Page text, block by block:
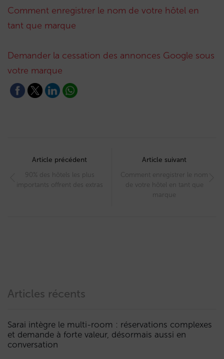
Comment enregistrer le nom de votre hôtel en
tant que marque
Demander la cessation des annonces Google sous
votre marque
navigation
Article précédent
90% des hôtels les plus
importants offrent des extras
Article suivant
Comment enregistrer le nom
de votre hôtel en tant que
marque
Articles récents
Sarai intègre le multi-room : réservations complexes
et demande à forte valeur, désormais aussi en
conversation